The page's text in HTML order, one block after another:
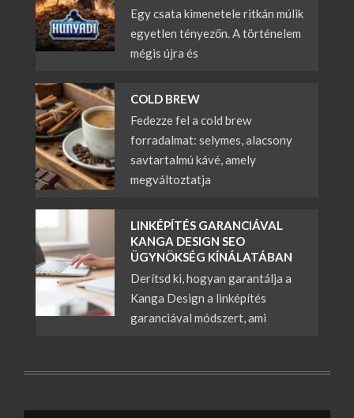
Egy csata kimenetele ritkán múlik
egyetlen tényezőn. A történelem
mégis újra és
COLD BREW
Fedezze fel a cold brew
forradalmat: selymes, alacsony
savtartalmú kávé, amely
megváltoztatja
LINKÉPÍTÉS GARANCIÁVAL
KANGA DESIGN SEO
ÜGYNÖKSÉG KÍNÁLATÁBAN
Derítsd ki, hogyan garantálja a
Kanga Design a linképítés
garanciával módszert, ami